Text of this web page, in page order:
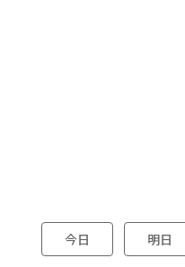
今日 明日